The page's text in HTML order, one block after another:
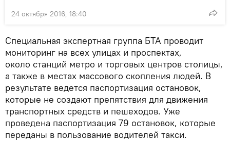
24 октября 2016, 18:40
Специальная экспертная группа БТА проводит
мониторинг на всех улицах и проспектах,
около станций метро и торговых центров столицы,
а также в местах массового скопления людей. В
результате ведется паспортизация остановок,
которые не создают препятствия для движения
транспортных средств и пешеходов. Уже
проведена паспортизация 79 остановок, которые
переданы в пользование водителей такси.